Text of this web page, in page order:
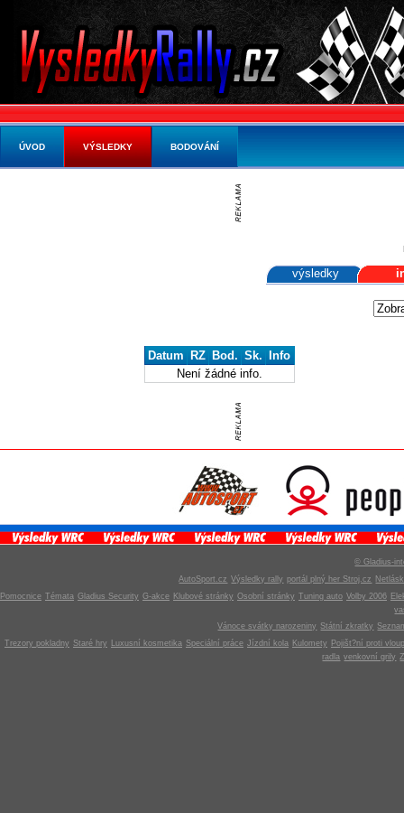
výsledky
Datum RZ Bod. Sk. Info
Není žádné info.
© Gladius-
AutoSport.cz Výsledky rally portál plný her Stroj.cz
Pomocnice Témata Gladius Security G-akce Klubové stránky Osobní stránky Tuning auto Volby 2006
Vánoce svátky narozeniny Státní zkratky
Trezory pokladny Staré hry Luxusní kosmetika Speciální práce Jízdní kola Kulomety
Pojišt?ní proti
radla venkovní grily
ÚVOD VÝSLEDKY BODOVÁNÍ